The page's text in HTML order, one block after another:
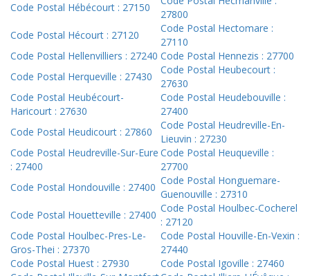
Code Postal Hébécourt : 27150
27800
Code Postal Hécourt : 27120
Code Postal Hectomare :
27110
Code Postal Hellenvilliers : 27240 Code Postal Hennezis : 27700
Code Postal Herqueville : 27430
Code Postal Heubecourt :
27630
Code Postal Heubécourt-
Haricourt : 27630
Code Postal Heudebouville :
27400
Code Postal Heudicourt : 27860
Code Postal Heudreville-En-
Lieuvin : 27230
Code Postal Heudreville-Sur-Eure
: 27400
Code Postal Heuqueville :
27700
Code Postal Hondouville : 27400
Code Postal Honguemare-
Guenouville : 27310
Code Postal Houetteville : 27400
Code Postal Houlbec-Cocherel
: 27120
Code Postal Houlbec-Pres-Le-
Gros-Thei : 27370
Code Postal Houville-En-Vexin :
27440
Code Postal Huest : 27930
Code Postal Igoville : 27460